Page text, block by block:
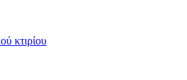
κτιρίου